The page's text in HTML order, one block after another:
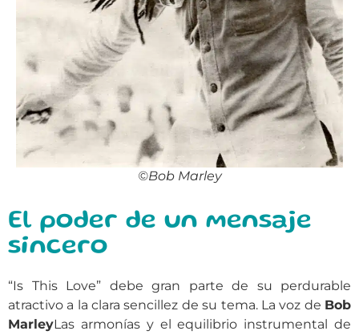
©Bob Marley
El poder de un mensaje
sincero
“Is This Love” debe gran parte de su perdurable
atractivo a la clara sencillez de su tema. La voz de Bob
MarleyLas armonías y el equilibrio instrumental de